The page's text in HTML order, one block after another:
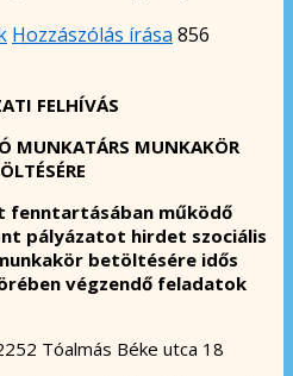
Hozzászólás írása 856
FELHÍVÁS
MUNKATÁRS MUNKAKÖR
fenntartásában működő
pályázatot hirdet szociális
betöltésére idős
végzendő feladatok
Tóalmás Béke utca 18